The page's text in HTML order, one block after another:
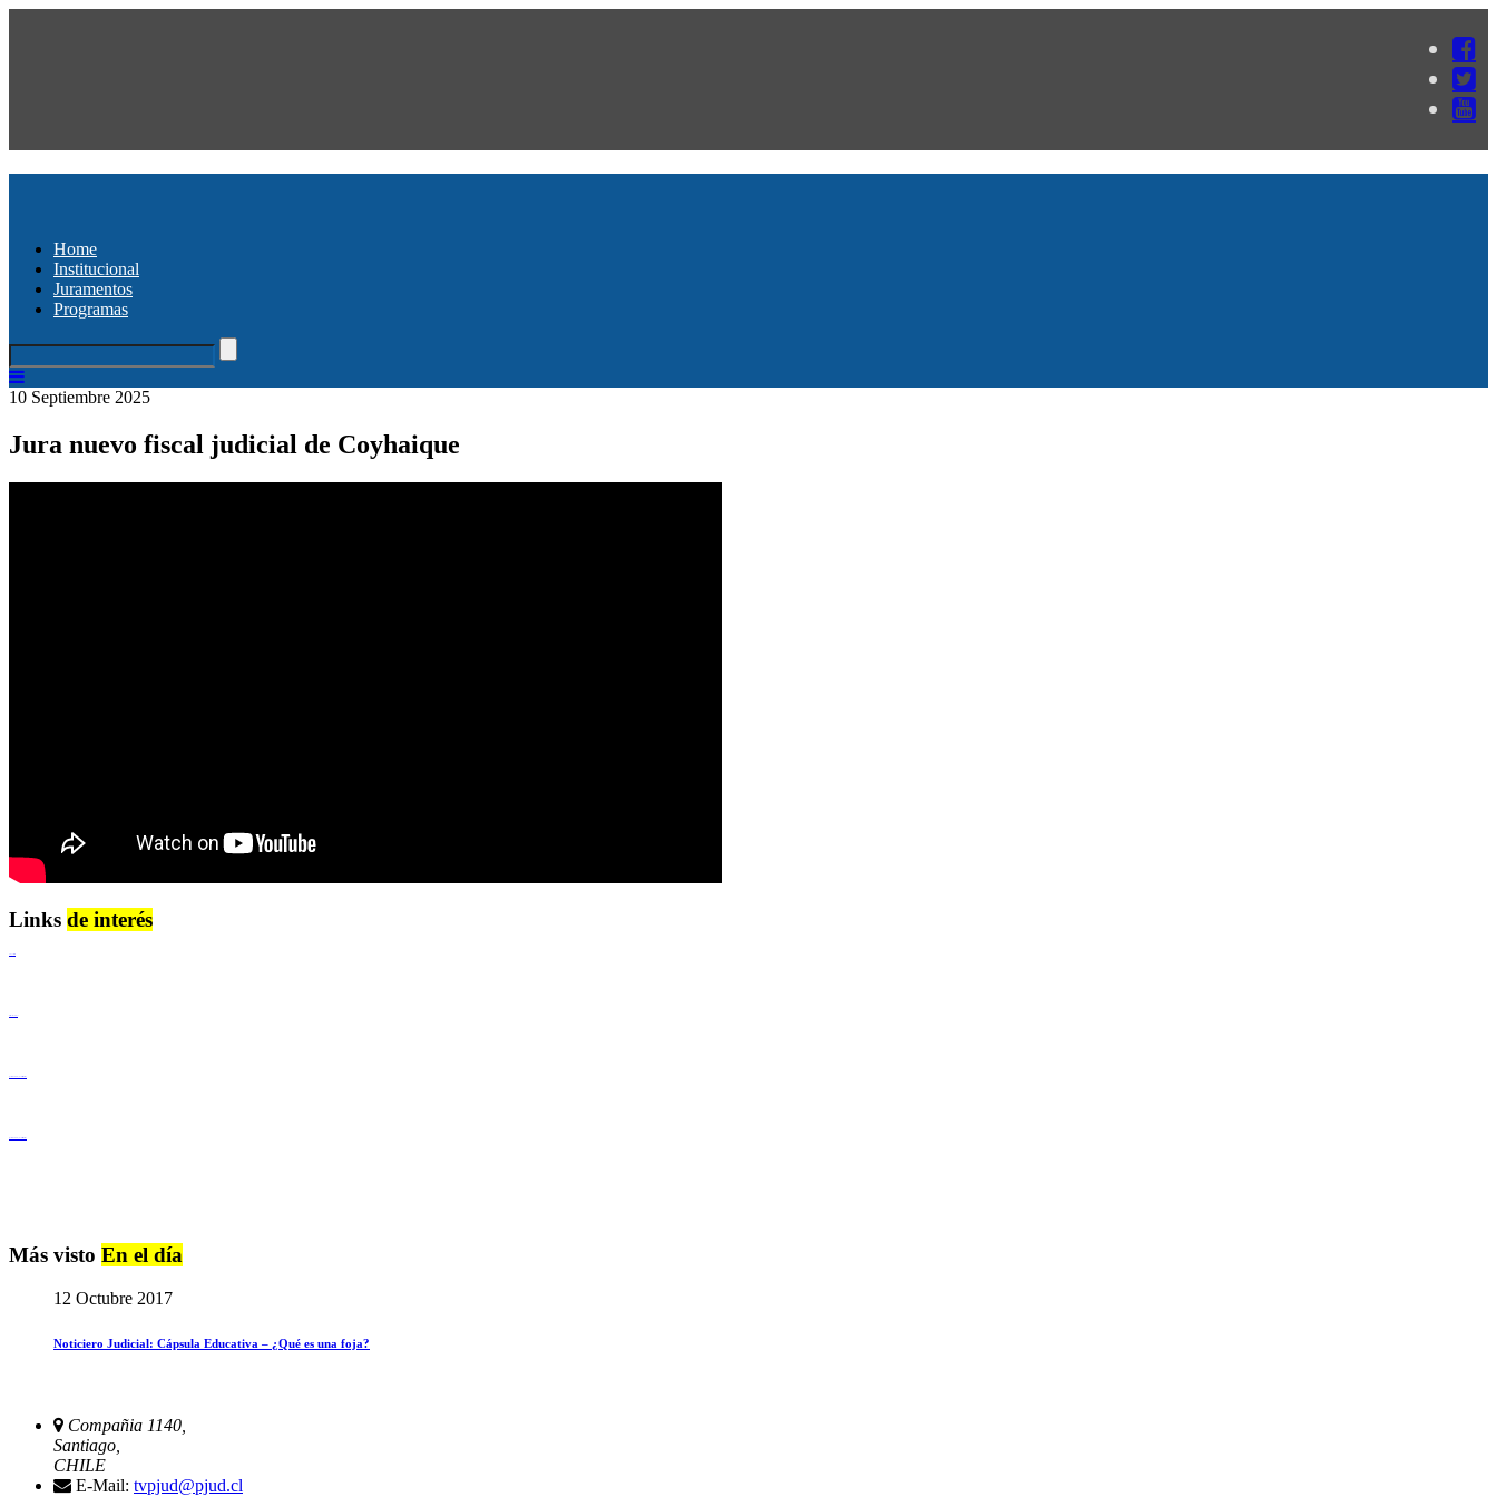
Home
Institucional
Juramentos
Programas
10 Septiembre 2025
Jura nuevo fiscal judicial de Coyhaique
Links de interés
Más visto En el día
12 Octubre 2017
Noticiero Judicial: Cápsula Educativa – ¿Qué es una foja?
Compañia 1140,
Santiago,
CHILE
E-Mail: tvpjud@pjud.cl